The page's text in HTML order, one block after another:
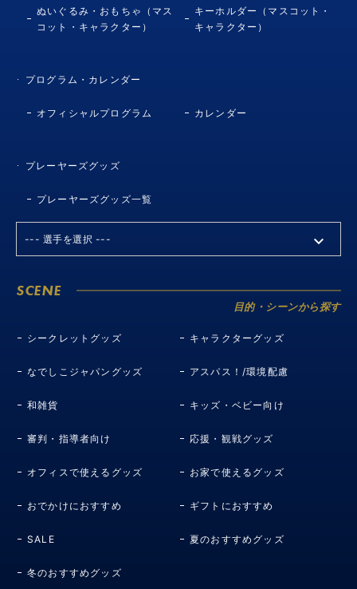
ぬいぐるみ・おもちゃ（マス
コット・キャラクター）
キーホルダー（マスコット・
キャラクター）
プログラム・カレンダー
オフィシャルプログラム カレンダー
プレーヤーズグッズ
プレーヤーズグッズ一覧
SCENE
目的・シーンから探す
シークレットグッズ キャラクターグッズ
なでしこジャパングッズ アスパス！/環境配慮
和雑貨 キッズ・ベビー向け
審判・指導者向け 応援・観戦グッズ
オフィスで使えるグッズ お家で使えるグッズ
おでかけにおすすめ ギフトにおすすめ
SALE 夏のおすすめグッズ
冬のおすすめグッズ